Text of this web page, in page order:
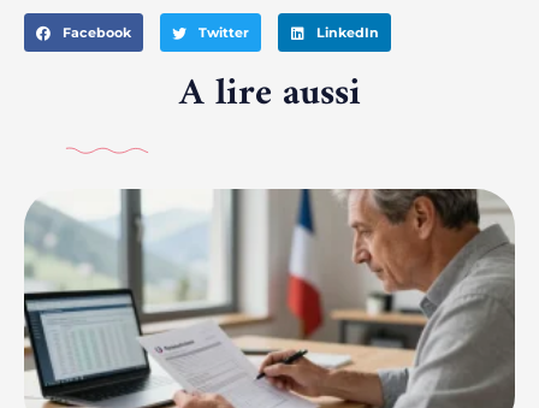
Facebook Twitter LinkedIn
A lire aussi